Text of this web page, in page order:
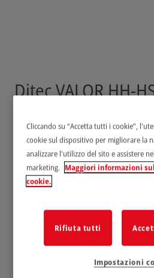
Ditec VALOR HH-
Cliccando su “Accetta tutti i cookie”,
cookie sul dispositivo per migliorare la
analizzare l'utilizzo del sito e assistere
marketing. Maggiori informazioni
cookie.
Rifiuta tutti
Impostazioni